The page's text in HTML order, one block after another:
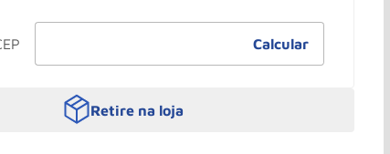
Retire na loja